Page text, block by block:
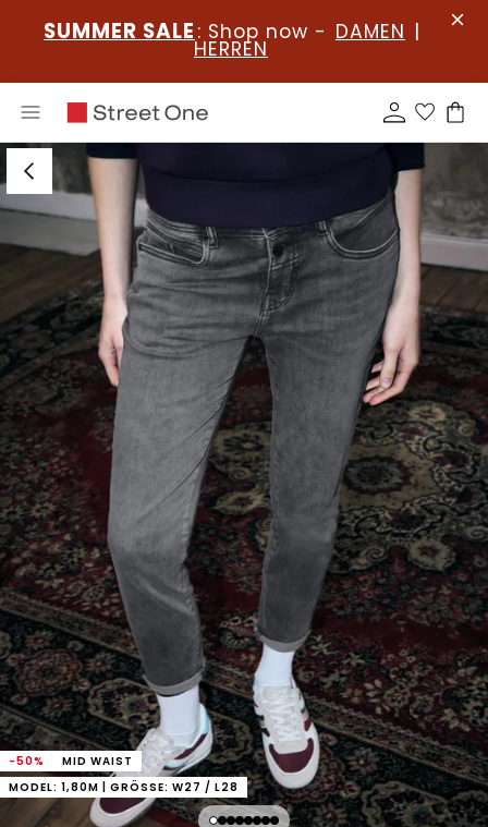
SUMMER SALE : Shop now - DAMEN |
HERREN
-50%
MID WAIST
MODEL: 1,80M | GRÖSSE: W27 / L28